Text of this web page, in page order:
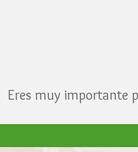
Eres muy importante